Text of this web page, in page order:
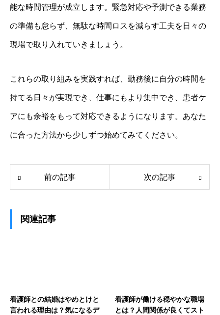
能な時間管理が成立します。緊急対応や予測できる業務
の準備も怠らず、無駄な時間ロスを減らす工夫を日々の
現場で取り入れていきましょう。
これらの取り組みを実践すれば、勤務後に自分の時間を
持てる日々が実現でき、仕事にもより集中でき、患者ケ
アにも余裕をもって対応できるようになります。あなた
に合った方法から少しずつ始めてみてください。
前の記事 次の記事
関連記事
看護師との結婚はやめとけと
言われる理由は？気になるデ
看護師が働ける穏やかな職場
とは？人間関係が良くてスト